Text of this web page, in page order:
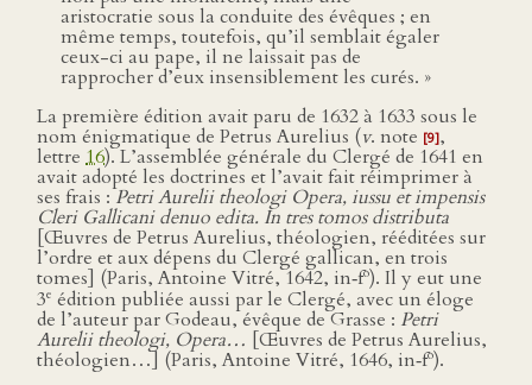
aristocratie sous la conduite des évêques ; en
même temps, toutefois, qu’il semblait égaler
ceux-ci au pape, il ne laissait pas de
rapprocher d’eux insensiblement les curés. »
La première édition avait paru de 1632 à 1633 sous le
nom énigmatique de Petrus Aurelius (v. note [9],
lettre 16). L’assemblée générale du Clergé de 1641 en
avait adopté les doctrines et l’avait fait réimprimer à
ses frais :Petri Aurelii theologi Opera, iussu et impensis
Cleri Gallicani denuo edita. In tres tomos distributa
[Œuvres de Petrus Aurelius, théologien, rééditées sur
l’ordre et aux dépens du Clergé gallican, en trois
tomes] (Paris, Antoine Vitré, 1642, in‑fo). Il y eut une
3e édition publiée aussi par le Clergé, avec un éloge
de l’auteur par Godeau, évêque de Grasse : Petri
Aurelii theologi, Opera… [Œuvres de Petrus Aurelius,
théologien…] (Paris, Antoine Vitré, 1646, in‑fo).